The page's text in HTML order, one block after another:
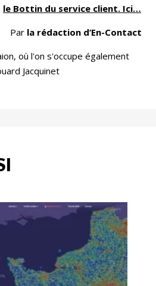
le Bottin du service client. Ici…
Par la rédaction d’En-Contact
où l'on s'occupe également
Jacquinet